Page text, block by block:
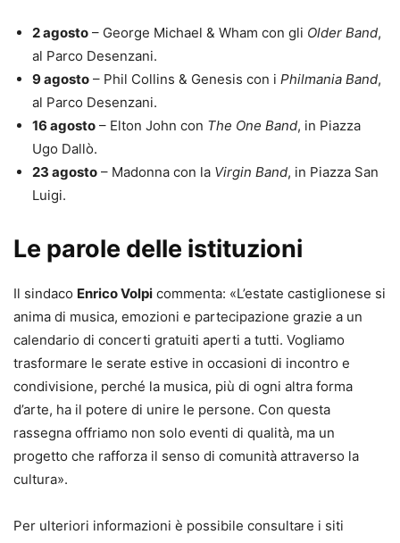
2 agosto – George Michael & Wham con gli Older Band,
al Parco Desenzani.
9 agosto – Phil Collins & Genesis con i Philmania Band,
al Parco Desenzani.
16 agosto – Elton John con The One Band, in Piazza
Ugo Dallò.
23 agosto – Madonna con la Virgin Band, in Piazza San
Luigi.
Le parole delle istituzioni
Il sindaco Enrico Volpi commenta: «L’estate castiglionese si
anima di musica, emozioni e partecipazione grazie a un
calendario di concerti gratuiti aperti a tutti. Vogliamo
trasformare le serate estive in occasioni di incontro e
condivisione, perché la musica, più di ogni altra forma
d’arte, ha il potere di unire le persone. Con questa
rassegna offriamo non solo eventi di qualità, ma un
progetto che rafforza il senso di comunità attraverso la
cultura».
Per ulteriori informazioni è possibile consultare i siti